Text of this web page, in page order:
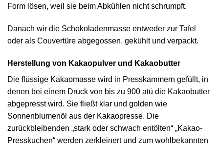
Form lösen, weil sie beim Abkühlen nicht schrumpft.
Danach wir die Schokoladenmasse entweder zur Tafel
oder als Couvertüre abgegossen, gekühlt und verpackt.
Herstellung von Kakaopulver und Kakaobutter
Die flüssige Kakaomasse wird in Presskammern gefüllt, in
denen bei einem Druck von bis zu 900 atü die Kakaobutter
abgepresst wird. Sie fließt klar und golden wie
Sonnenblumenöl aus der Kakaopresse. Die
zurückbleibenden „stark oder schwach entölten“ „Kakao-
Presskuchen“ werden zerkleinert und zum wohlbekannten